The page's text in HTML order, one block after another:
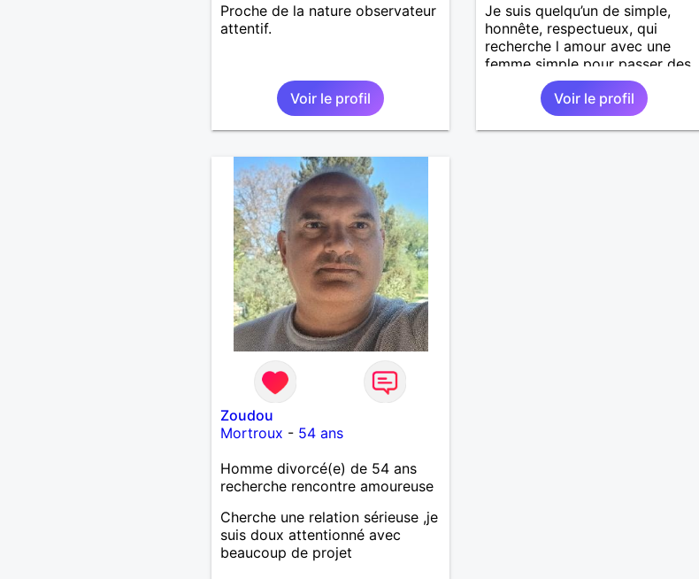
Proche de la nature observateur
attentif.
Voir le profil
Je suis quelqu’un de simple,
honnête, respectueux, qui
recherche l amour avec une
femme simple pour passer des
moments agréables :discuter,
voyager, visiter d’autres pays
sans prise de tête.
Voir le profil
Zoudou
Mortroux - 54 ans
Homme divorcé(e) de 54 ans
recherche rencontre amoureuse
Cherche une relation sérieuse ,je
suis doux attentionné avec
beaucoup de projet